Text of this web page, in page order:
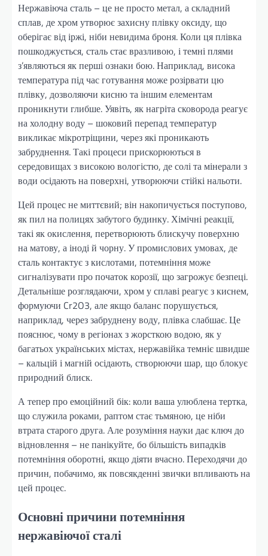
Нержавіюча сталь – це не просто метал, а складний
сплав, де хром утворює захисну плівку оксиду, що
оберігає від іржі, ніби невидима броня. Коли ця плівка
пошкоджується, сталь стає вразливою, і темні плями
з’являються як перші ознаки бою. Наприклад, висока
температура під час готування може розірвати цю
плівку, дозволяючи кисню та іншим елементам
проникнути глибше. Уявіть, як нагріта сковорода реагує
на холодну воду – шоковий перепад температур
викликає мікротріщини, через які проникають
забруднення. Такі процеси прискорюються в
середовищах з високою вологістю, де солі та мінерали з
води осідають на поверхні, утворюючи стійкі нальоти.
Цей процес не миттєвий; він накопичується поступово,
як пил на полицях забутого будинку. Хімічні реакції,
такі як окислення, перетворюють блискучу поверхню
на матову, а іноді й чорну. У промислових умовах, де
сталь контактує з кислотами, потемніння може
сигналізувати про початок корозії, що загрожує безпеці.
Детальніше розглядаючи, хром у сплаві реагує з киснем,
формуючи Cr2O3, але якщо баланс порушується,
наприклад, через забруднену воду, плівка слабшає. Це
пояснює, чому в регіонах з жорсткою водою, як у
багатьох українських містах, нержавійка темніє швидше
– кальцій і магній осідають, створюючи шар, що блокує
природний блиск.
А тепер про емоційний бік: коли ваша улюблена тертка,
що служила роками, раптом стає тьмяною, це ніби
втрата старого друга. Але розуміння науки дає ключ до
відновлення – не панікуйте, бо більшість випадків
потемніння оборотні, якщо діяти вчасно. Переходячи до
причин, побачимо, як повсякденні звички впливають на
цей процес.
Основні причини потемніння
нержавіючої сталі